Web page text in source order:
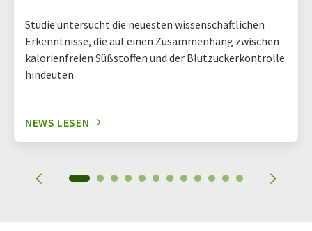
Studie untersucht die neuesten wissenschaftlichen
Erkenntnisse, die auf einen Zusammenhang zwischen
kalorienfreien Süßstoffen und der Blutzuckerkontrolle
hindeuten
NEWS LESEN